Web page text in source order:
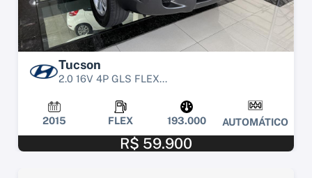
Tucson
2.0 16V 4P GLS FLEX...
2015 FLEX 193.000 AUTOMÁTICO
R$ 59.900